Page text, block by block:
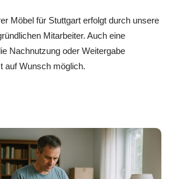
Möbel für Stuttgart erfolgt durch unsere
Mitarbeiter. Auch eine
Nachnutzung oder Weitergabe
auf Wunsch möglich.